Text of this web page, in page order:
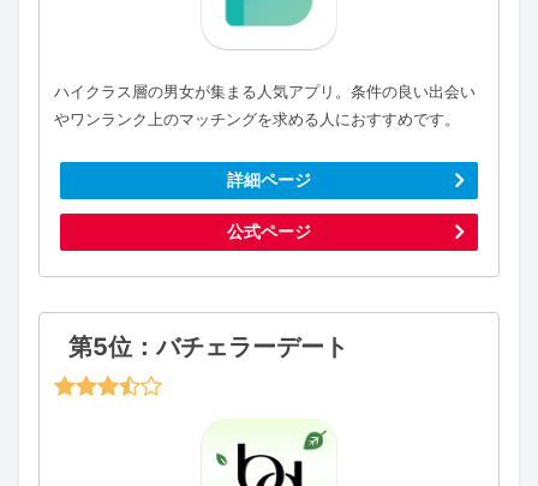
ハイクラス層の男女が集まる人気アプリ。条件の良い出会い
やワンランク上のマッチングを求める人におすすめです。
詳細ページ
公式ページ
第5位：バチェラーデート